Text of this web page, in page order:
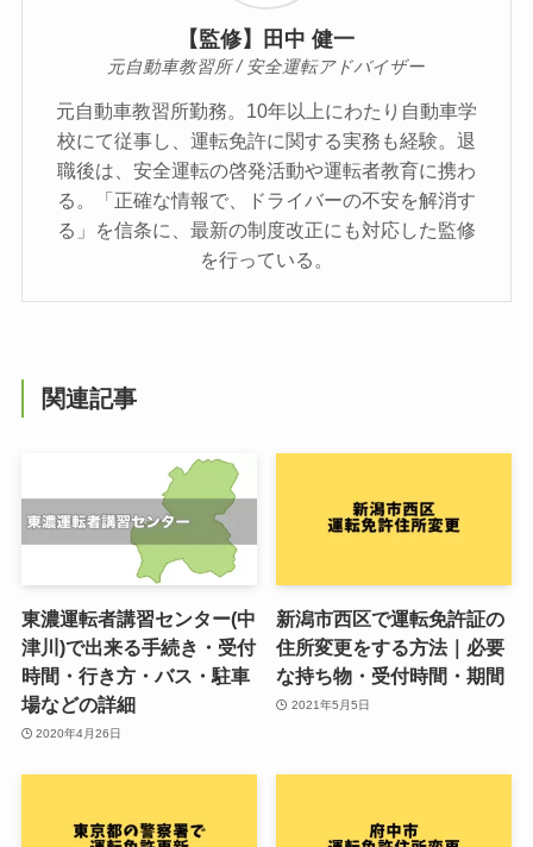
【監修】田中 健一
元自動車教習所 / 安全運転アドバイザー
元自動車教習所勤務。10年以上にわたり自動車学
校にて従事し、運転免許に関する実務も経験。退
職後は、安全運転の啓発活動や運転者教育に携わ
る。「正確な情報で、ドライバーの不安を解消す
る」を信条に、最新の制度改正にも対応した監修
を行っている。
関連記事
東濃運転者講習センター(中
津川)で出来る手続き・受付
時間・行き方・バス・駐車
場などの詳細
2020年4月26日
新潟市西区で運転免許証の
住所変更をする方法｜必要
な持ち物・受付時間・期間
2021年5月5日